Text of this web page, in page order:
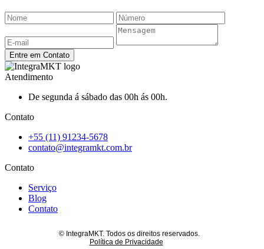
Entre em Contato
Atendimento
De segunda á sábado das 00h ás 00h.
Contato
+55 (11) 91234-5678
contato@integramkt.com.br
Contato
Serviço
Blog
Contato
© IntegraMKT. Todos os direitos reservados.
Política de Privacidade